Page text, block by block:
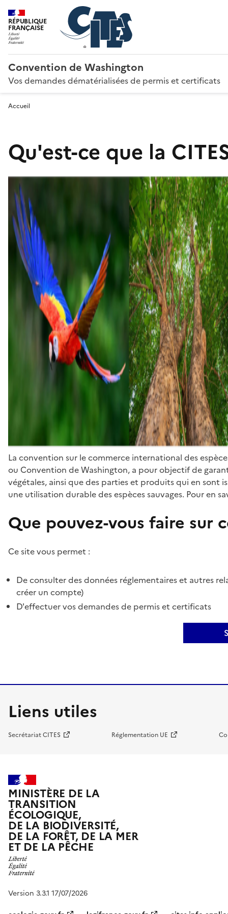
RÉPUBLIQUE
FRANÇAISE
Convention de Washington
Vos demandes dématérialisées de permis et certificats
Accueil
Qu'est-ce que la
La convention sur le commerce international des
ou Convention de Washington, a pour objectif de
végétales, ainsi que des parties et produits qui en sont
une utilisation durable des espèces sauvages. Pour en
Que pouvez-vous faire sur
Ce site vous permet :
De consulter des données réglementaires et autres
créer un compte)
D'effectuer vos demandes de permis et certificats
Liens utiles
Secrétariat CITES Réglementation UE
MINISTÈRE DE LA
TRANSITION
ÉCOLOGIQUE,
DE LA BIODIVERSITÉ,
DE LA FORÊT, DE LA MER
ET DE LA PÊCHE
Version 3.3.1 17/07/2026